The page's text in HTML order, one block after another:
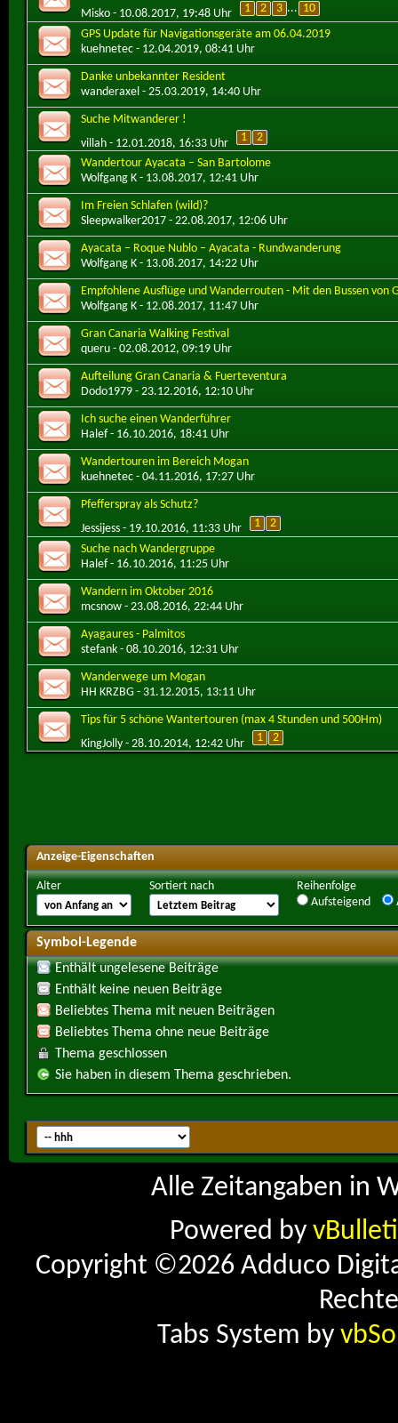
Misko - 10.08.2017, 19:48 Uhr 1 2 3 ... 10
GPS Update für Navigationsgeräte am 06.04.2019
kuehnetec - 12.04.2019, 08:41 Uhr
Danke unbekannter Resident
wanderaxel - 25.03.2019, 14:40 Uhr
Suche Mitwanderer !
villah - 12.01.2018, 16:33 Uhr 1
2
Wandertour Ayacata – San Bartolome
Wolfgang K - 13.08.2017, 12:41 Uhr
Im Freien Schlafen (wild)?
Sleepwalker2017 - 22.08.2017, 12:06 Uhr
Ayacata – Roque Nublo – Ayacata - Rundwanderung
Wolfgang K - 13.08.2017, 14:22 Uhr
Empfohlene Ausflüge und Wanderrouten - Mit den Bussen von
Wolfgang K - 12.08.2017, 11:47 Uhr
Gran Canaria Walking Festival
queru - 02.08.2012, 09:19 Uhr
Aufteilung Gran Canaria & Fuerteventura
Dodo1979 - 23.12.2016, 12:10 Uhr
Ich suche einen Wanderführer
Halef- 16.10.2016, 18:41 Uhr
Wandertouren im Bereich Mogan
kuehnetec - 04.11.2016, 17:27 Uhr
Pfefferspray als Schutz?
Jessijess - 19.10.2016, 11:33 Uhr 1
2
Suche nach Wandergruppe
Halef- 16.10.2016, 11:25 Uhr
Wandern im Oktober 2016
mcsnow - 23.08.2016, 22:44 Uhr
Ayagaures - Palmitos
stefank - 08.10.2016, 12:31 Uhr
Wanderwege um Mogan
HH KRZBG - 31.12.2015, 13:11 Uhr
Tips für 5 schöne Wantertouren (max 4 Stunden und 500Hm)
KingJolly - 28.10.2014, 12:42 Uhr 1 2
Anzeige-Eigenschaften
Alter Sortiert nach
Reihenfolge
Aufsteigend
Symbol-Legende
Enthält ungelesene Beiträge
Enthält keine neuen Beiträge
Beliebtes Thema mit neuen Beiträgen
Beliebtes Thema ohne neue Beiträge
Thema geschlossen
Sie haben in diesem Thema geschrieben.
Alle Zeitangaben in
Powered by
Copyright ©2026 Adduco
Tabs System by